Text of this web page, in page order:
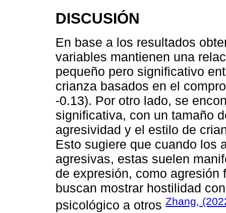
DISCUSIÓN
En base a los resultados
variables mantienen una
pequeño pero significativo
crianza basados en el
-0.13). Por otro lado, se
significativa, con un tamaño
agresividad y el estilo de
Esto sugiere que cuando los
agresivas, estas suelen
de expresión, como
buscan mostrar hostilidad
psicológico a otros Zhang,